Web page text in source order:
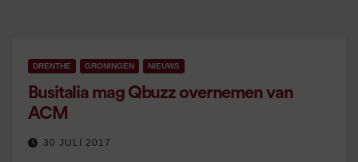
DRENTHE GRONINGEN NIEUWS
Busitalia mag Qbuzz overnemen van
ACM
30 JULI 2017